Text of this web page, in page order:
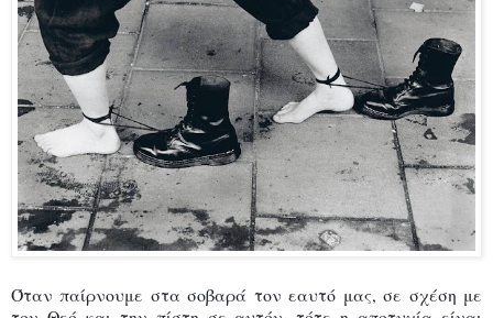
Όταν παίρνουμε στα σοβαρά τον εαυτό μας, σε σχέση με